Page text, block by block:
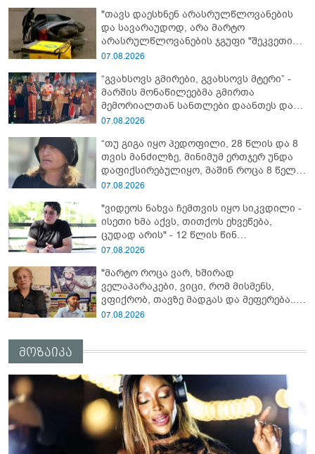
"თავს დაესხნენ არასრულწლოვანების
და სავარაუდოდ, არა მარტო
არასრულწლოვანების ჯგუფი "შეკვეთის
მიტანისას, "გლოვოს" კურიერია
ადვოკატი?
07.08.2026
“გვახსოვს გმირები, გვახსოვს მტერი” -
მარშის მონაწილეებმა გმირთა
მემორიალთან სანთლები დაანთეს და
გმირების ხსოვნას პატივი მიაგეს
07.08.2026
“თუ გიგა იყო პედოფილი, 28 წლის და 8
თვის მანძილზე, მინიმუმ ერთჯერ უნდა
დაფიქსირებულიყო, მაშინ როცა 8 წელი
ამზადებდა მოსწავლეებს! - იპოვონ ერთი
ავიწროებდა” - ეკა კუპატაძე
07.08.2026
"ვიდეოს ნახვა ჩემთვის იყო სიკვდილი -
ისეთი ხმა აქვს, თითქოს ეხვეწება,
ცუდად არის" - 12 წლის წინ
გაუჩინარებული ბიჭის დედა
კომენტარს აკეთებს
07.08.2026
"მარტო როცა ვარ, ხშირად
ველაპარაკები, ვიცი, რომ მისმენს,
ვფიქრობ, თავზე მადგას და მეფერება...“
- გიორგი კეკელიძე გმირი ანწუხელიძის
07.08.2026
მოზაიკა